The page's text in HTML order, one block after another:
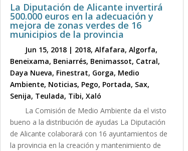
La Diputación de Alicante invertirá
500.000 euros en la adecuación y
mejora de zonas verdes de 16
municipios de la provincia
Jun 15, 2018| 2018, Alfafara, Algorfa,
Beneixama, Beniarrés, Benimassot, Catral,
Daya Nueva, Finestrat, Gorga, Medio
Ambiente, Noticias, Pego, Portada, Sax,
Senija, Teulada, Tibi, Xaló
La Comisión de Medio Ambiente da el visto
bueno a la distribución de ayudas La Diputación
de Alicante colaborará con 16 ayuntamientos de
la provincia en la creación y mantenimiento de